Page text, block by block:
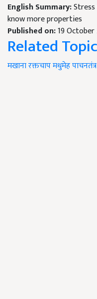
English Summary:
know more properties
Published on:19 October
Related
मखानारक्तचापमधुमेहपाचनतंत्र